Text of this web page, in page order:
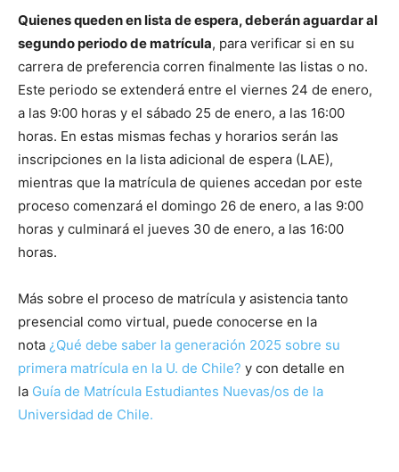
Quienes queden en lista de espera, deberán aguardar al
segundo periodo de matrícula, para verificar si en su
carrera de preferencia corren finalmente las listas o no.
Este periodo se extenderá entre el viernes 24 de enero,
a las 9:00 horas y el sábado 25 de enero, a las 16:00
horas. En estas mismas fechas y horarios serán las
inscripciones en la lista adicional de espera (LAE),
mientras que la matrícula de quienes accedan por este
proceso comenzará el domingo 26 de enero, a las 9:00
horas y culminará el jueves 30 de enero, a las 16:00
horas.
Más sobre el proceso de matrícula y asistencia tanto
presencial como virtual, puede conocerse en la
nota ¿Qué debe saber la generación 2025 sobre su
primera matrícula en la U. de Chile? y con detalle en
la Guía de Matrícula Estudiantes Nuevas/os de la
Universidad de Chile.